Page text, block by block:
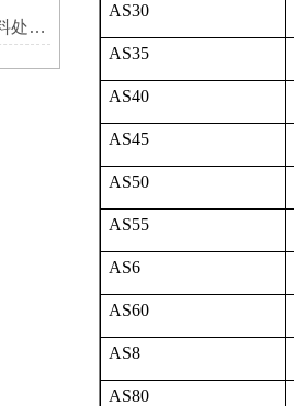
Tyler筛网振动筛如何提升物料处理能力
AS30
AS35
AS40
AS45
AS50
AS55
AS6
AS60
AS8
AS80